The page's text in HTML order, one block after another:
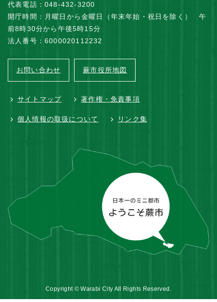
代表電話：048-432-3200
開庁時間：月曜日から金曜日（年末年始・祝日を除く） 午
前8時30分から午後5時15分
法人番号：6000020112232
お問い合わせ 蕨市役所地図
サイトマップ 著作権・免責事項
個人情報の取扱について リンク集
Copyright © Warabi City All Rights Reserved.